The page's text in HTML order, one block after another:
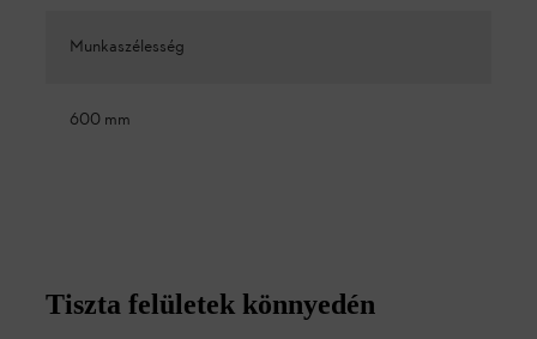
Munkaszélesség
600 mm
Tiszta felületek könnyedén